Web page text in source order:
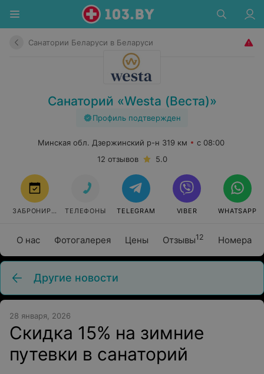
Санатории Беларуси в Беларуси
Санаторий «Westa (Веста)»
Профиль подтвержден
О нас Фотогалерея Цены Отзывы12 Номера
Минская обл. Дзержинский р-н 319 км
с 08:00
12 отзывов
5.0
ЗАБРОНИРОВАТЬТЕЛЕФОНЫ TELEGRAM VIBER WHATSAPP
Другие новости
28 января, 2026
Скидка 15% на зимние
путевки в санаторий